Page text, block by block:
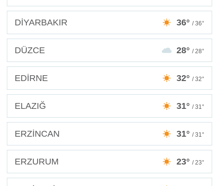
DİYARBAKIR 36° / 36°
DÜZCE 28° / 28°
EDİRNE 32° / 32°
ELAZIĞ 31° / 31°
ERZİNCAN 31° / 31°
ERZURUM 23° / 23°